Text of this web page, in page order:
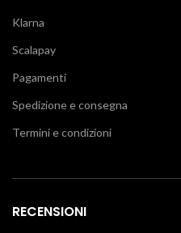
Klarna
Scalapay
Pagamenti
Spedizione e consegna
Termini e condizioni
RECENSIONI